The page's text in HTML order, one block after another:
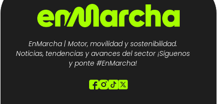
EnMarcha | Motor, movilidad y sostenibilidad.
Noticias, tendencias y avances del sector ¡Síguenos
y ponte #EnMarcha!